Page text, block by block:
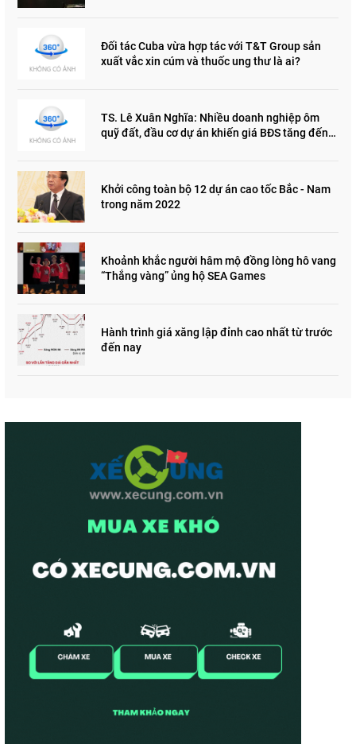
Đối tác Cuba vừa hợp tác với T&T Group sản
xuất vắc xin cúm và thuốc ung thư là ai?
TS. Lê Xuân Nghĩa: Nhiều doanh nghiệp ôm
quỹ đất, đầu cơ dự án khiến giá BĐS tăng đến
Khởi công toàn bộ 12 dự án cao tốc Bắc - Nam
trong năm 2022
Khoảnh khắc người hâm mộ đồng lòng hô vang
“Thắng vàng” ủng hộ SEA Games
Hành trình giá xăng lập đỉnh cao nhất từ trước
đến nay